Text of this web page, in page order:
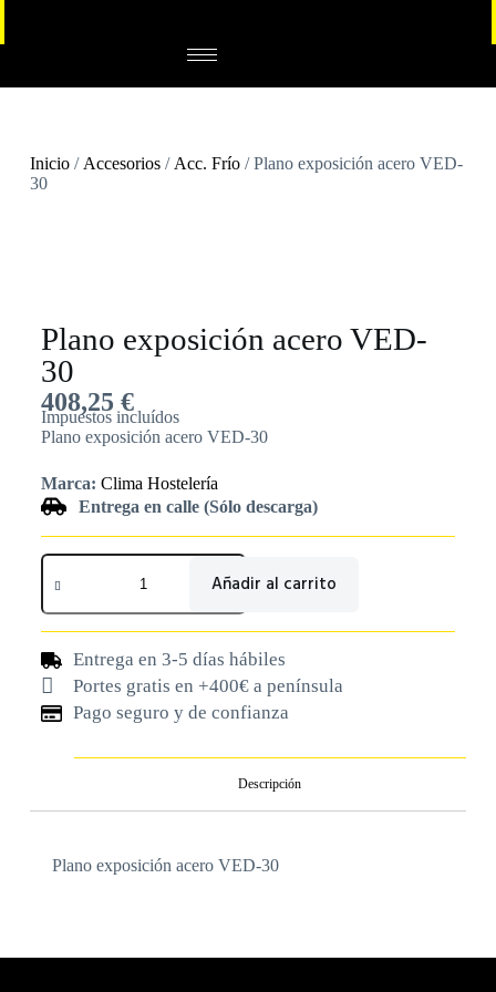
Inicio/ Accesorios/ Acc. Frío/ Plano exposición acero VED-
30
Plano exposición acero VED-
30
408,25 €
Impuestos incluídos
Plano exposición acero VED-30
Marca: Clima Hostelería
Entrega en calle (Sólo descarga)
Añadir al carrito
Entrega en 3-5 días hábiles
Portes gratis en +400€ a península
Pago seguro y de confianza
Descripción
Plano exposición acero VED-30